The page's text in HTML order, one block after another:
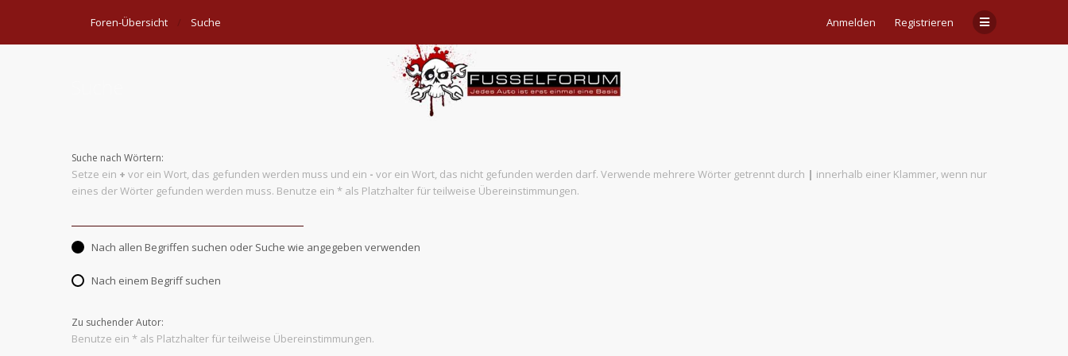
Anmelden Registrieren
Foren-Übersicht Suche
Suche nach Wörtern:
Setze ein + vor ein Wort, das gefunden werden muss und ein - vor ein Wort, das nicht gefunden werden darf. Verwende mehrere Wörter getrennt durch | innerhalb einer Klammer, wenn nur
eines der Wörter gefunden werden muss. Benutze ein * als Platzhalter für teilweise Übereinstimmungen.
Nach allen Begriffen suchen oder Suche wie angegeben verwenden
Nach einem Begriff suchen
Zu suchender Autor:
Benutze ein * als Platzhalter für teilweise Übereinstimmungen.